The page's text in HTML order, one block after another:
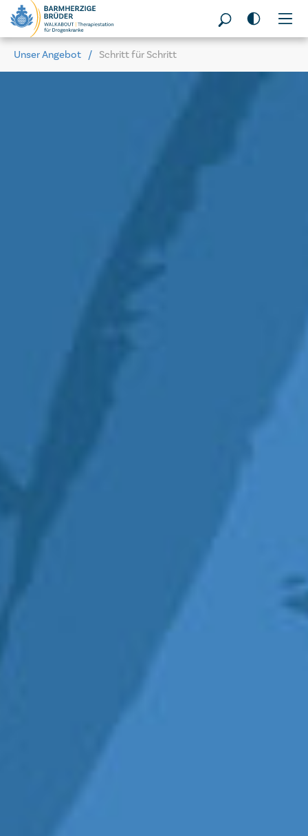
Seitenbereiche:
Unser Angebot Schritt für Schritt